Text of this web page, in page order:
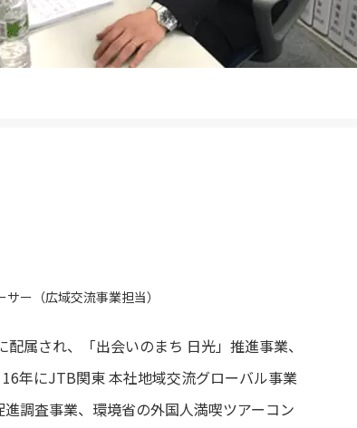
ー（広域交流事業担当）
属され、「出会いのまち 日光」推進事業、
年にJTB関東 本社地域交流グローバル事業
調査事業、環境省の外国人満喫ツアーコン